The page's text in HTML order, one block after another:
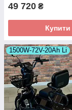
49 720 ₴
Купити
1500W-72V-20Ah Li